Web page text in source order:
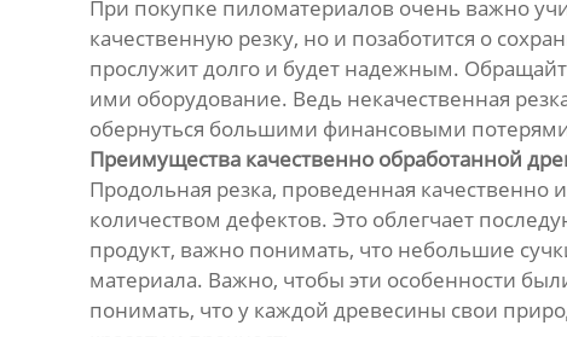
При покупке пиломатериалов очень важно
качественную резку, но и позаботится о
прослужит долго и будет надежным.
ими оборудование. Ведь некачественная
обернуться большими финансовыми
Преимущества качественно обработанной
Продольная резка, проведенная
количеством дефектов. Это облегчает
продукт, важно понимать, что небольшие
материала. Важно, чтобы эти особенности
понимать, что у каждой древесины свои